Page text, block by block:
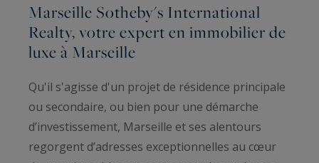
Marseille Sotheby's International
Realty, votre expert en immobilier de
luxe à Marseille
Qu'il s'agisse d'un projet de résidence principale
ou secondaire, ou bien pour une démarche
d’investissement, Marseille et ses alentours
regorgent d’adresses exceptionnelles au cœur